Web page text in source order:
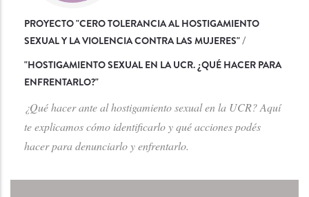
PROYECTO "CERO TOLERANCIA AL HOSTIGAMIENTO
SEXUAL Y LA VIOLENCIA CONTRA LAS MUJERES" /
"HOSTIGAMIENTO SEXUAL EN LA UCR. ¿QUÉ HACER PARA
ENFRENTARLO?"
¿Qué hacer ante al hostigamiento sexual en la UCR? Aquí
te explicamos cómo identificarlo y qué acciones podés
hacer para denunciarlo y enfrentarlo.